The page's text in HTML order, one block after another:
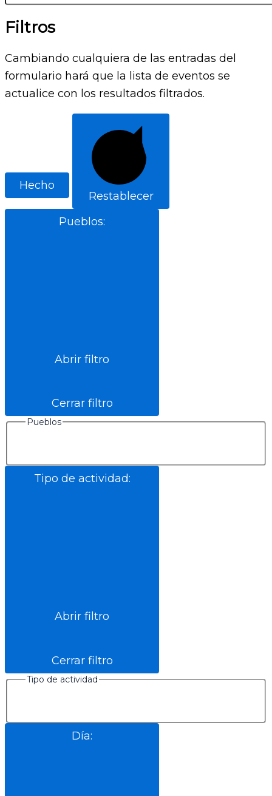
Filtros
Cambiando cualquiera de las entradas del
formulario hará que la lista de eventos se
actualice con los resultados filtrados.
Hecho
Restablecer
Pueblos:
Abrir filtro
Cerrar filtro
Pueblos
Tipo de actividad:
Abrir filtro
Cerrar filtro
Tipo de actividad
Día: